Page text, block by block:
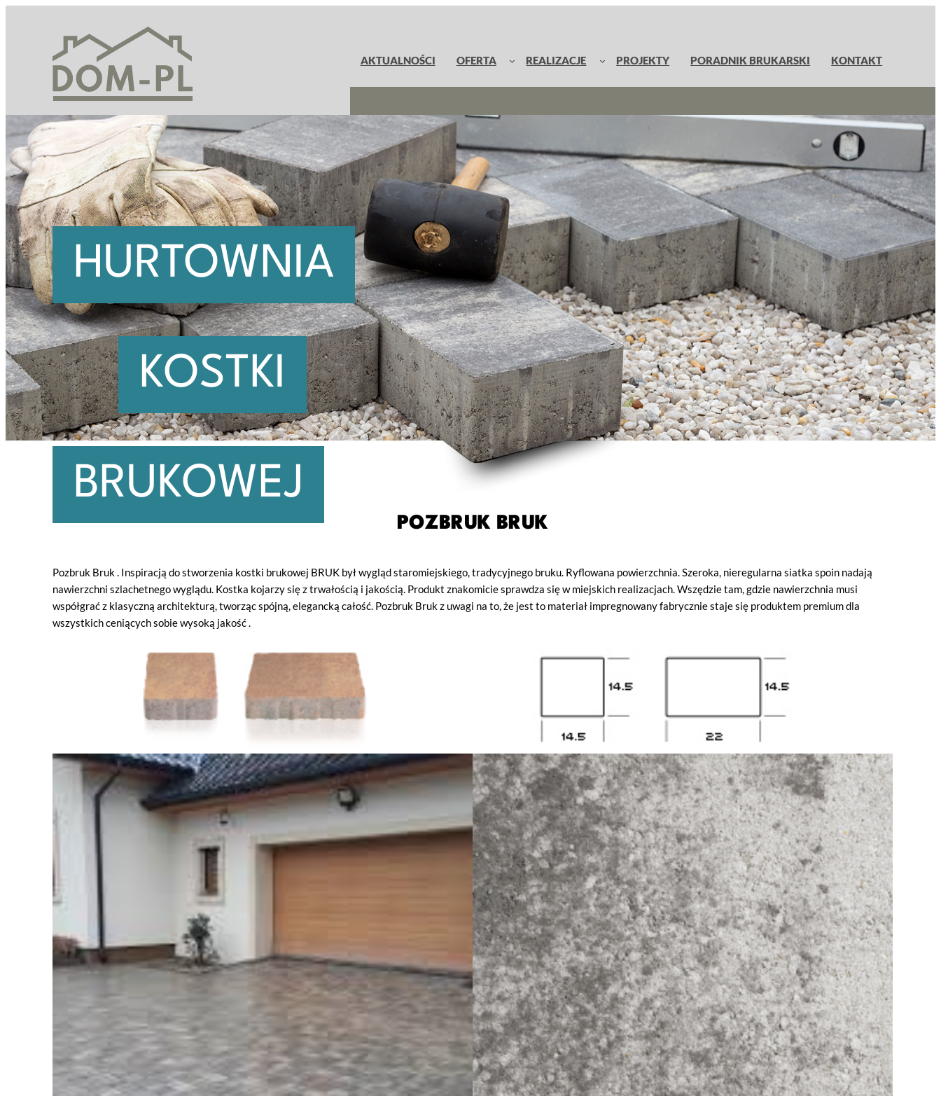
AKTUALNOŚCI OFERTA REALIZACJE PROJEKTY PORADNIK BRUKARSKI KONTAKT
HURTOWNIA
KOSTKI
BRUKOWEJ
POZBRUK BRUK
Pozbruk Bruk . Inspiracją do stworzenia kostki brukowej BRUK był wygląd staromiejskiego, tradycyjnego bruku. Ryflowana powierzchnia. Szeroka, nieregularna siatka spoin nadają
nawierzchni szlachetnego wyglądu. Kostka kojarzy się z trwałością i jakością. Produkt znakomicie sprawdza się w miejskich realizacjach. Wszędzie tam, gdzie nawierzchnia musi
współgrać z klasyczną architekturą, tworząc spójną, elegancką całość. Pozbruk Bruk z uwagi na to, że jest to materiał impregnowany fabrycznie staje się produktem premium dla
wszystkich ceniących sobie wysoką jakość .